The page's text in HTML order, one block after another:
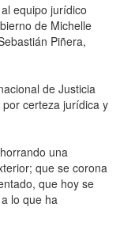
equipo jurídico
de Michelle
Piñera,
de Justicia
certeza jurídica y
una
que se corona
que hoy se
lo que ha